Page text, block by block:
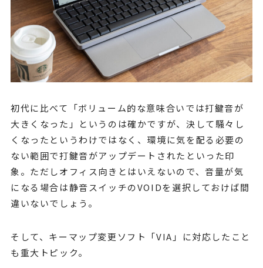
初代に比べて「ボリューム的な意味合いでは打鍵音が
大きくなった」というのは確かですが、決して騒々し
くなったというわけではなく、環境に気を配る必要の
ない範囲で打鍵音がアップデートされたといった印
象。ただしオフィス向きとはいえないので、音量が気
になる場合は静音スイッチのVOIDを選択しておけば間
違いないでしょう。
そして、キーマップ変更ソフト「VIA」に対応したこと
も重大トピック。